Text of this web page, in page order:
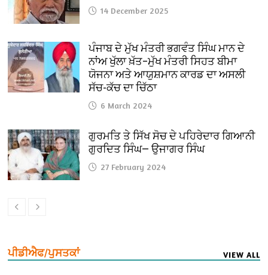
14 December 2025
ਪੰਜਾਬ ਦੇ ਮੁੱਖ ਮੰਤਰੀ ਭਗਵੰਤ ਸਿੰਘ ਮਾਨ ਦੇ
ਨਾਂਅ ਖੁੱਲਾ ਖ਼ੱਤ–ਮੁੱਖ ਮੰਤਰੀ ਸਿਹਤ ਬੀਮਾ
ਯੋਜਨਾ ਅਤੇ ਆਯੁਸ਼ਮਾਨ ਕਾਰਡ ਦਾ ਅਸਲੀ
ਸੱਚ-ਕੱਚ ਦਾ ਚਿੱਠਾ
6 March 2024
ਗੁਰਮਤਿ ਤੇ ਸਿੱਖ ਸੋਚ ਦੇ ਪਹਿਰੇਦਾਰ ਗਿਆਨੀ
ਗੁਰਦਿਤ ਸਿੰਘ— ਉਜਾਗਰ ਸਿੰਘ
27 February 2024
ਪੀਡੀਐਫ/ਪੁਸਤਕਾਂ VIEW ALL